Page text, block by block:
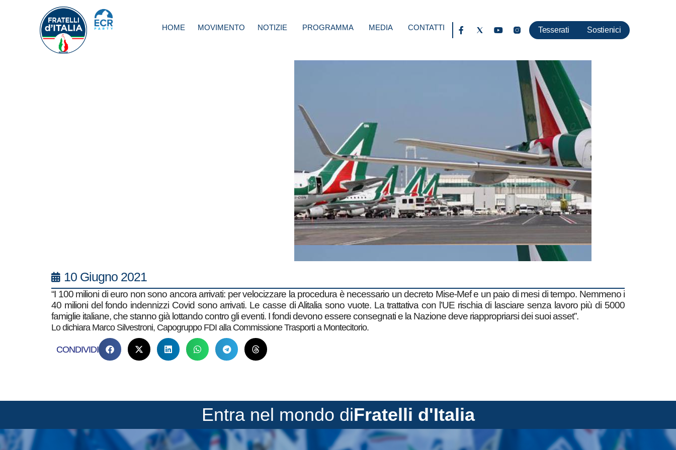
HOME MOVIMENTO NOTIZIE PROGRAMMA MEDIA CONTATTI Tesserati Sostienici
10 Giugno 2021
“I 100 milioni di euro non sono ancora arrivati: per velocizzare la procedura è necessario un decreto Mise-Mef e un paio di mesi di tempo. Nemmeno i
40 milioni del fondo indennizzi Covid sono arrivati. Le casse di Alitalia sono vuote. La trattativa con l’UE rischia di lasciare senza lavoro più di 5000
famiglie italiane, che stanno già lottando contro gli eventi. I fondi devono essere consegnati e la Nazione deve riappropriarsi dei suoi asset”.
Lo dichiara Marco Silvestroni, Capogruppo FDI alla Commissione Trasporti a Montecitorio.
CONDIVIDI
Entra nel mondo diFratelli d'Italia